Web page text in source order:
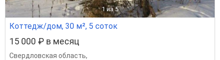
1 из 5
Коттедж/дом, 30 м², 5 соток
15 000 ₽ в месяц
Свердловская область,